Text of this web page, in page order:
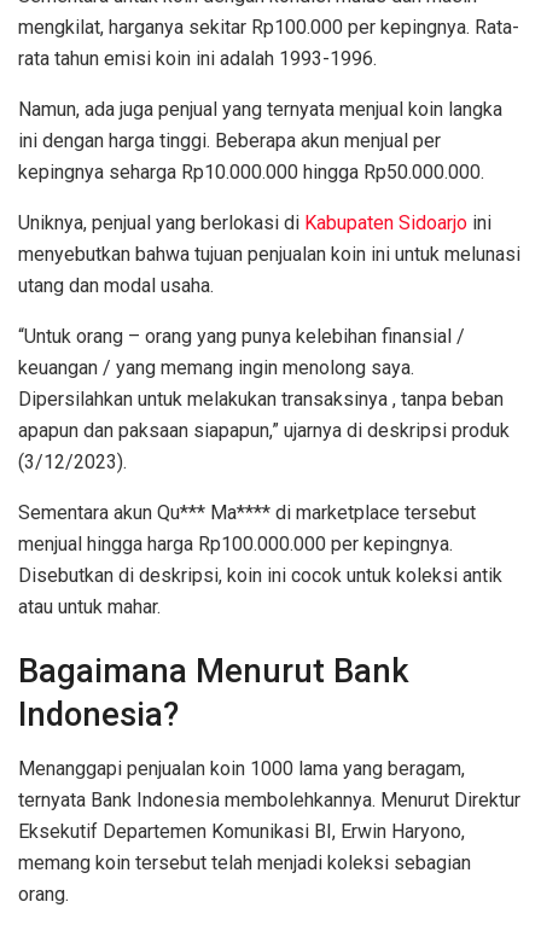
mengkilat, harganya sekitar Rp100.000 per kepingnya. Rata-
rata tahun emisi koin ini adalah 1993-1996.
Namun, ada juga penjual yang ternyata menjual koin langka
ini dengan harga tinggi. Beberapa akun menjual per
kepingnya seharga Rp10.000.000 hingga Rp50.000.000.
Uniknya, penjual yang berlokasi di Kabupaten Sidoarjo ini
menyebutkan bahwa tujuan penjualan koin ini untuk melunasi
utang dan modal usaha.
“Untuk orang – orang yang punya kelebihan finansial /
keuangan / yang memang ingin menolong saya.
Dipersilahkan untuk melakukan transaksinya , tanpa beban
apapun dan paksaan siapapun,” ujarnya di deskripsi produk
(3/12/2023).
Sementara akun Qu*** Ma**** di marketplace tersebut
menjual hingga harga Rp100.000.000 per kepingnya.
Disebutkan di deskripsi, koin ini cocok untuk koleksi antik
atau untuk mahar.
Bagaimana Menurut Bank
Indonesia?
Menanggapi penjualan koin 1000 lama yang beragam,
ternyata Bank Indonesia membolehkannya. Menurut Direktur
Eksekutif Departemen Komunikasi BI, Erwin Haryono,
memang koin tersebut telah menjadi koleksi sebagian
orang.